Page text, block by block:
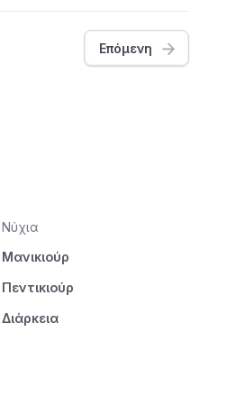
Επόμενη
Νύχια
Μανικιούρ
Πεντικιούρ
Διάρκεια